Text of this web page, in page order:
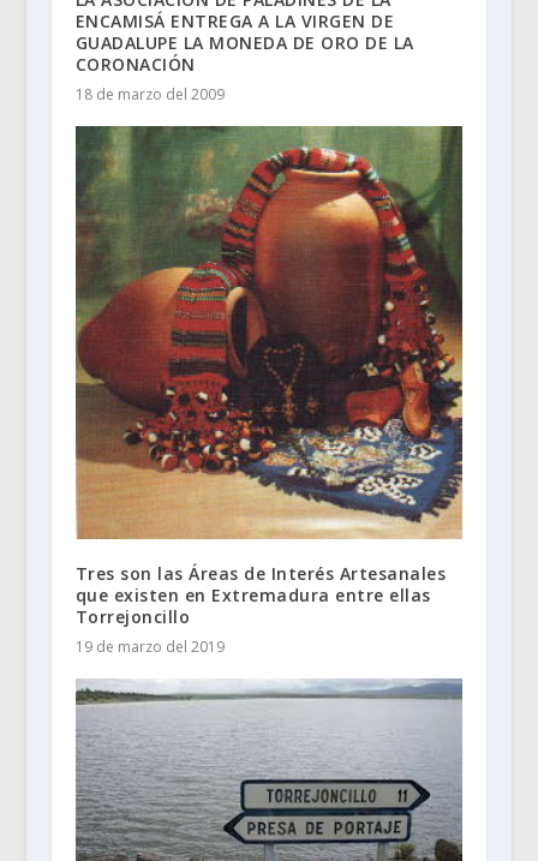
ENCAMISÁ ENTREGA A LA VIRGEN DE
GUADALUPE LA MONEDA DE ORO DE LA
CORONACIÓN
18 de marzo del 2009
Tres son las Áreas de Interés Artesanales
que existen en Extremadura entre ellas
Torrejoncillo
19 de marzo del 2019